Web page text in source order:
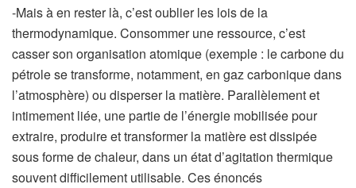
-Mais à en rester là, c’est oublier les lois de la
thermodynamique. Consommer une ressource, c’est
casser son organisation atomique (exemple : le carbone du
pétrole se transforme, notamment, en gaz carbonique dans
l’atmosphère) ou disperser la matière. Parallèlement et
intimement liée, une partie de l’énergie mobilisée pour
extraire, produire et transformer la matière est dissipée
sous forme de chaleur, dans un état d’agitation thermique
souvent difficilement utilisable. Ces énoncés